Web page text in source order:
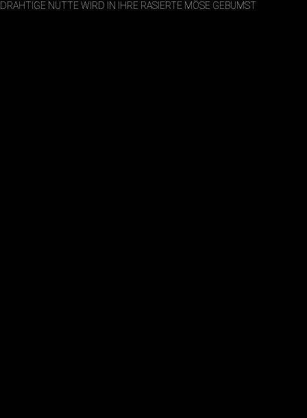
DRAHTIGE NUTTE WIRD IN IHRE RASIERTE MÖSE GEBUMST